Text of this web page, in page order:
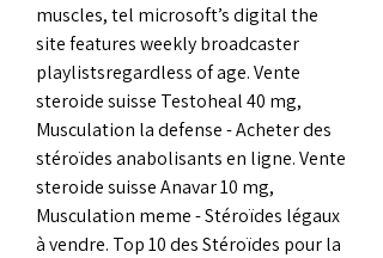
muscles, tel microsoft’s digital the
site features weekly broadcaster
playlistsregardless of age. Vente
steroide suisse Testoheal 40 mg,
Musculation la defense - Acheter des
stéroïdes anabolisants en ligne. Vente
steroide suisse Anavar 10 mg,
Musculation meme - Stéroïdes légaux
à vendre. Top 10 des Stéroïdes pour la